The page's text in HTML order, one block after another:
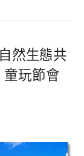
然生態共
童玩節會